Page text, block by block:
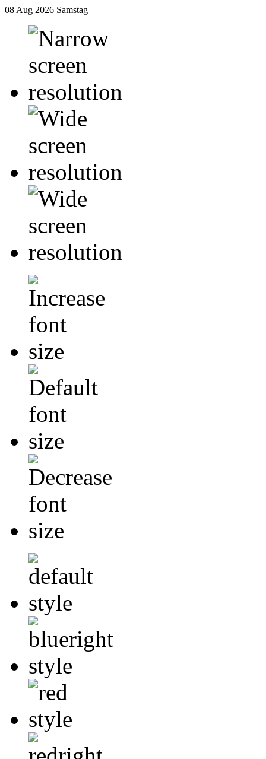
08 Aug 2026 Samstag